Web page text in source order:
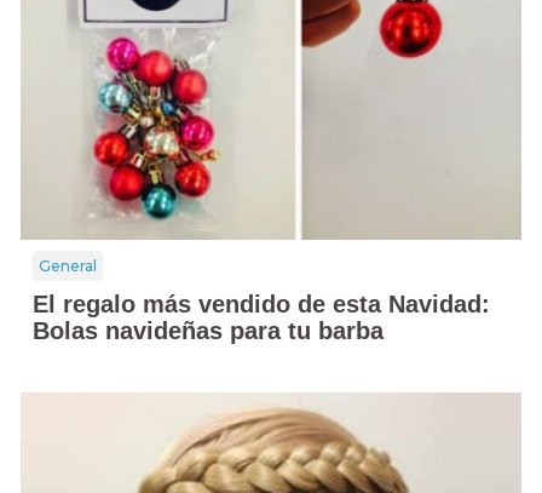
General
El regalo más vendido de esta Navidad:
Bolas navideñas para tu barba